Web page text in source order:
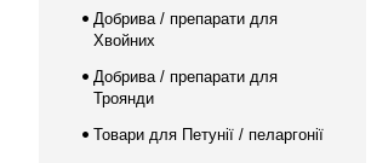
Добрива / препарати для
Хвойних
Добрива / препарати для
Троянди
Товари для Петунії / пеларгонії